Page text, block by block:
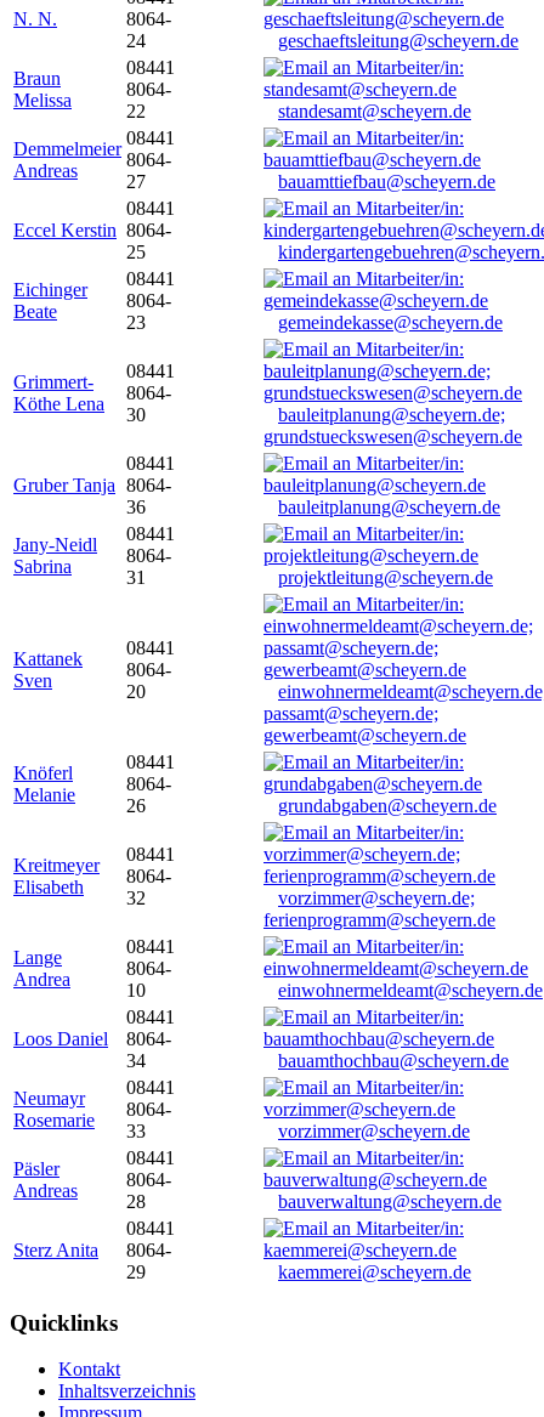
N. N.
8064-
24
geschaeftsleitung@scheyern.de
Braun
Melissa
08441
8064-
22
standesamt@scheyern.de
Demmelmeier
Andreas
08441
8064-
27
bauamttiefbau@scheyern.de
Eccel Kerstin
08441
8064-
25
Eichinger
Beate
08441
8064-
23
gemeindekasse@scheyern.de
Grimmert-
Köthe Lena
08441
8064-
30
bauleitplanung@scheyern.de;
grundstueckswesen@scheyern.de
Gruber Tanja
08441
8064-
36
bauleitplanung@scheyern.de
Jany-Neidl
Sabrina
08441
8064-
31
projektleitung@scheyern.de
Kattanek
Sven
08441
8064-
20
passamt@scheyern.de;
gewerbeamt@scheyern.de
Knöferl
Melanie
08441
8064-
26
grundabgaben@scheyern.de
Kreitmeyer
Elisabeth
08441
8064-
32
vorzimmer@scheyern.de;
ferienprogramm@scheyern.de
Lange
Andrea
08441
8064-
10
einwohnermeldeamt@scheyern.de
Loos Daniel
08441
8064-
34
bauamthochbau@scheyern.de
Neumayr
Rosemarie
08441
8064-
33
vorzimmer@scheyern.de
Päsler
Andreas
08441
8064-
28
bauverwaltung@scheyern.de
Sterz Anita
08441
8064-
29
kaemmerei@scheyern.de
Quicklinks
Kontakt
Inhaltsverzeichnis